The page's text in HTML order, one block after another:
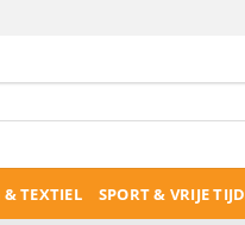
TEXTIEL SPORT & VRIJE TIJD